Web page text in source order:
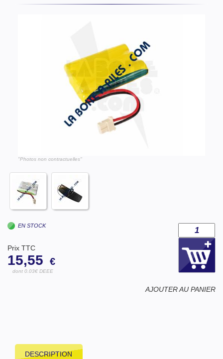
"Photos non contractuelles"
EN STOCK
Prix TTC
15,55 €
dont 0.03€ DEEE
AJOUTER AU PANIER
DESCRIPTION